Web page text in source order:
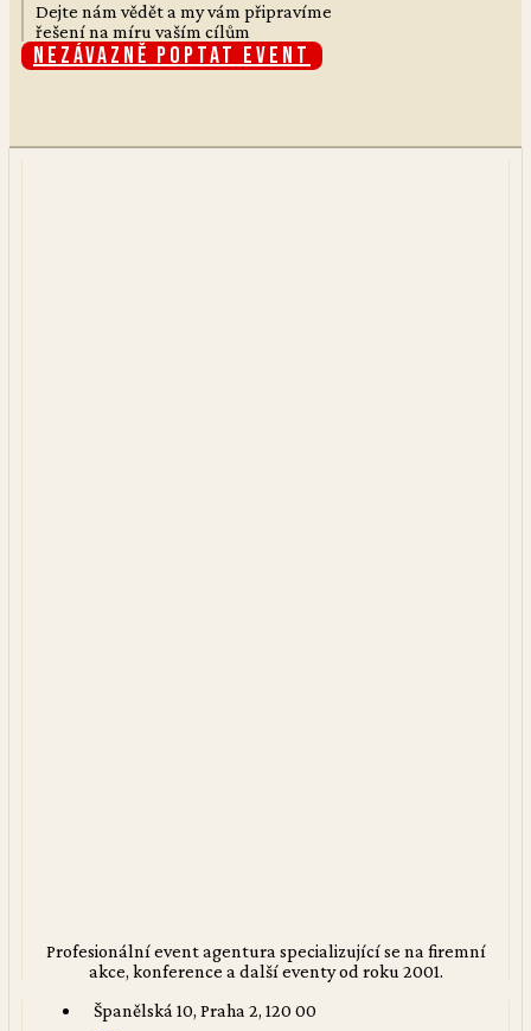
Dejte nám vědět a my vám připravíme
řešení na míru vaším cílům
Nezávazně poptat event
Profesionální event agentura specializující se na firemní
akce, konference a další eventy od roku 2001.
Španělská 10, Praha 2, 120 00